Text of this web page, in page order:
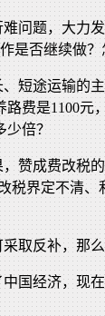
问题，大力
是否继续做？
短途运输的
费是1100元
少倍？
赞成费改税
税界定不清、
取反补，那
国经济，现